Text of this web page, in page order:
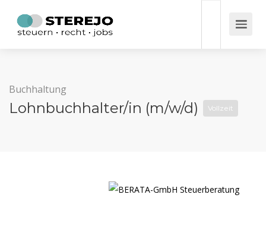
Buchhaltung
Lohnbuchhalter/in (m/w/d) Vollzeit